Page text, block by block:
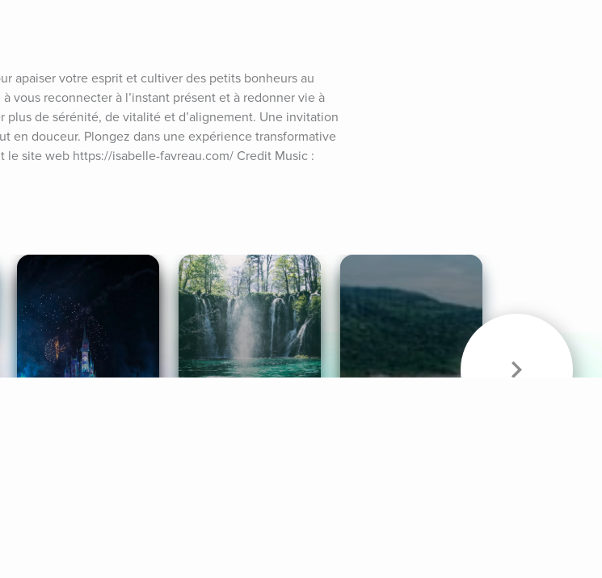
apaiser votre esprit et cultiver des petits bonheurs au
vous reconnecter à l’instant présent et à redonner vie à
de sérénité, de vitalité et d’alignement. Une invitation
en douceur. Plongez dans une expérience transformative
site web https://isabelle-favreau.com/ Credit Music :